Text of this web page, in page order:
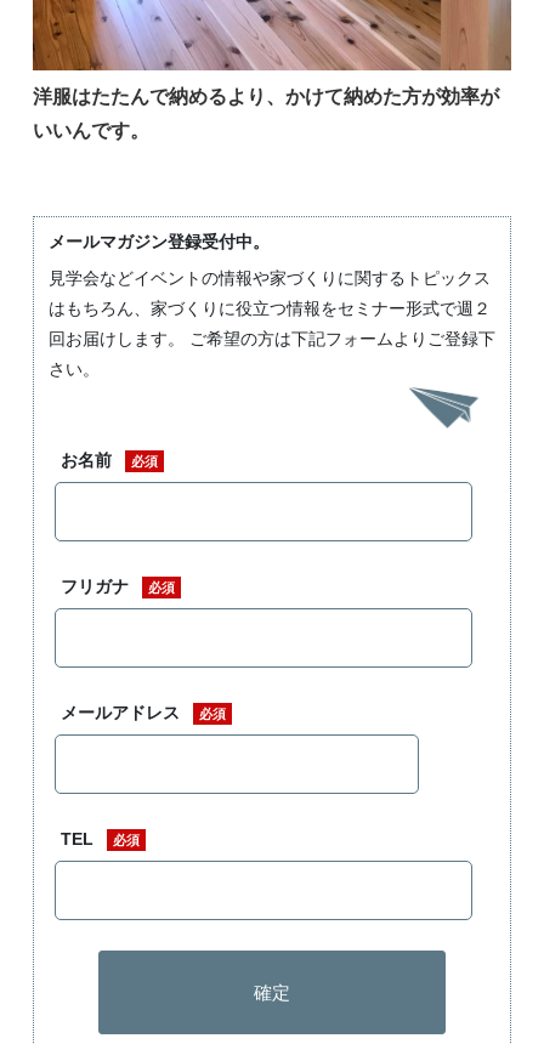
洋服はたたんで納めるより、かけて納めた方が効率が
いいんです。
メールマガジン登録受付中。
見学会などイベントの情報や家づくりに関するトピックス
はもちろん、家づくりに役立つ情報をセミナー形式で週２
回お届けします。 ご希望の方は下記フォームよりご登録下
さい。
お名前 必須
フリガナ 必須
メールアドレス 必須
TEL 必須